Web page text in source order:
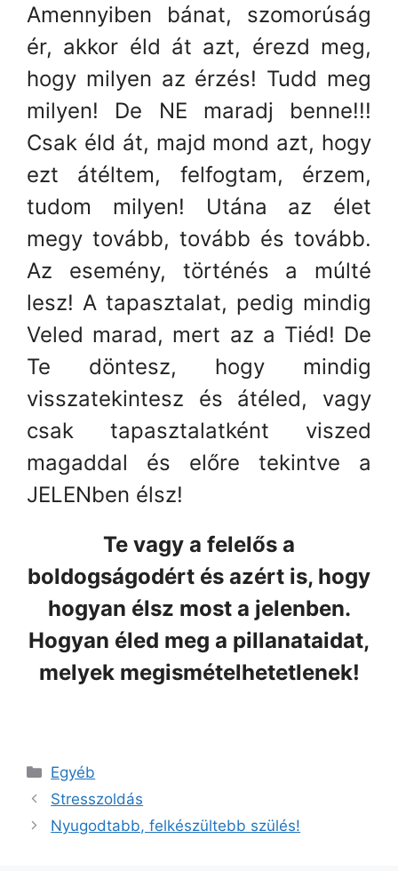
Amennyiben bánat, szomorúság
ér, akkor éld át azt, érezd meg,
hogy milyen az érzés! Tudd meg
milyen! De NE maradj benne!!!
Csak éld át, majd mond azt, hogy
ezt átéltem, felfogtam, érzem,
tudom milyen! Utána az élet
megy tovább, tovább és tovább.
Az esemény, történés a múlté
lesz! A tapasztalat, pedig mindig
Veled marad, mert az a Tiéd! De
Te döntesz, hogy mindig
visszatekintesz és átéled, vagy
csak tapasztalatként viszed
magaddal és előre tekintve a
JELENben élsz!
Te vagy a felelős a
boldogságodért és azért is, hogy
hogyan élsz most a jelenben.
Hogyan éled meg a pillanataidat,
melyek megismételhetetlenek!
Kategória
Egyéb
Stresszoldás
Nyugodtabb, felkészültebb szülés!